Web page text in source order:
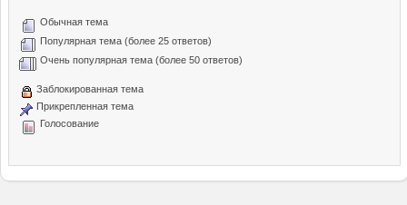
Обычная тема
Популярная тема (более 25 ответов)
Очень популярная тема (более 50 ответов)
Заблокированная тема
Прикрепленная тема
Голосование